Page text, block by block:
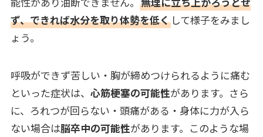
ず、できれば水分を取り体勢を低くして様子をみまし
ょう。
呼吸ができず苦しい・胸が締めつけられるように痛む
といった症状は、 心筋梗塞の可能性があります。さら
に、ろれつが回らない・頭痛がある・身体に力が入ら
ない場合は脳卒中の可能性があります。このような場